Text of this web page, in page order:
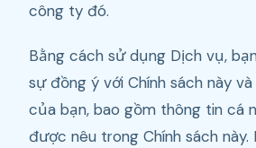
công ty đó.
Bằng cách sử dụng Dịch vụ,
sự đồng ý với Chính sách này
của bạn, bao gồm thông tin cá
được nêu trong Chính sách này.